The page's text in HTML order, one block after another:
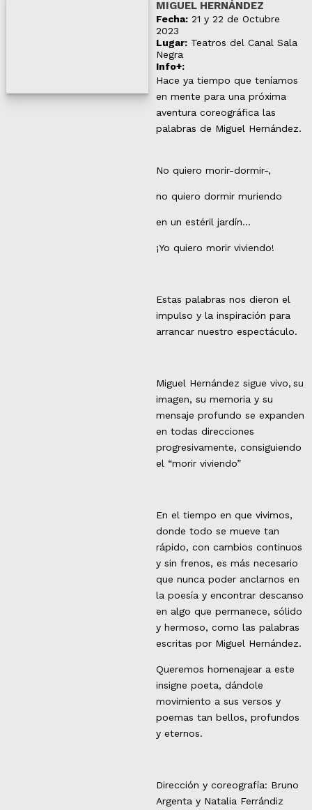
MIGUEL HERNÁNDEZ
Fecha:21 y 22 de Octubre
2023
Lugar:Teatros del Canal Sala
Negra
Info+:
Hace ya tiempo que teníamos
en mente para una próxima
aventura coreográfica las
palabras de Miguel Hernández.
No quiero morir-dormir-,
no quiero dormir muriendo
en un estéril jardín...
¡Yo quiero morir viviendo!
Estas palabras nos dieron el
impulso y la inspiración para
arrancar nuestro espectáculo.
Miguel Hernández sigue vivo, su
imagen, su memoria y su
mensaje profundo se expanden
en todas direcciones
progresivamente, consiguiendo
el “morir viviendo”
En el tiempo en que vivimos,
donde todo se mueve tan
rápido, con cambios continuos
y sin frenos, es más necesario
que nunca poder anclarnos en
la poesía y encontrar descanso
en algo que permanece, sólido
y hermoso, como las palabras
escritas por Miguel Hernández.
Queremos homenajear a este
insigne poeta, dándole
movimiento a sus versos y
poemas tan bellos, profundos
y eternos.
Dirección y coreografía: Bruno
Argenta y Natalia Ferrándiz